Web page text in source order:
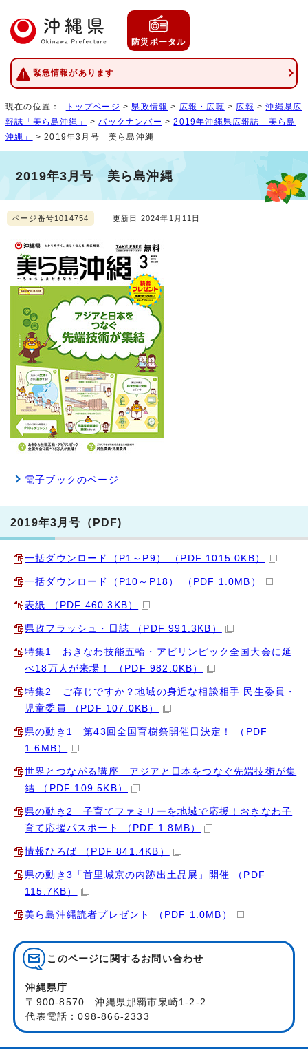
防災ポータル
緊急情報があります
現在の位置： トップページ > 県政情報 > 広報・広聴 > 広報 >沖縄県広
報誌「美ら島沖縄」
>バックナンバー >2019年沖縄県広報誌「美ら島
沖縄」
> 2019年3月号 美ら島沖縄
2019年3月号 美ら島沖縄
ページ番号1014754 更新日 2024年1月11日
電子ブックのページ
2019年3月号（PDF)
一括ダウンロード（P1～P9） （PDF 1015.0KB）
一括ダウンロード（P10～P18） （PDF 1.0MB）
表紙 （PDF 460.3KB）
県政フラッシュ・日誌 （PDF 991.3KB）
特集1 おきなわ技能五輪・アビリンピック全国大会に延
べ18万人が来場！ （PDF 982.0KB）
特集2 ご存じですか？地域の身近な相談相手 民生委員・
児童委員 （PDF 107.0KB）
県の動き1 第43回全国育樹祭開催日決定！ （PDF
1.6MB）
世界とつながる講座 アジアと日本をつなぐ先端技術が集
結 （PDF 109.5KB）
県の動き2 子育てファミリーを地域で応援！おきなわ子
育て応援パスポート （PDF 1.8MB）
情報ひろば （PDF 841.4KB）
県の動き3「首里城京の内跡出土品展」開催 （PDF
115.7KB）
美ら島沖縄読者プレゼント （PDF 1.0MB）
このページに関する お問い合わせ
沖縄県庁
〒900-8570 沖縄県那覇市泉崎1-2-2
代表電話：098-866-2333